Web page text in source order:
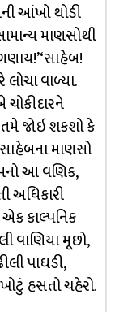
આંખો થોડી
માણસોથી
‘સાહેબ!
વાળ્યા.
ચોકીદારને
જોઇ શકશો કે
માણસો
આ વણિક,
અધિકારી
કાલ્પનિક
વાણિયા મૂછો,
પાઘડી,
હસતો ચહેરો.